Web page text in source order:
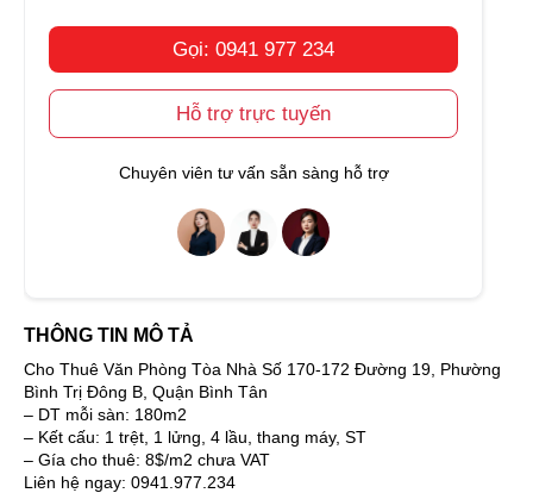
Gọi: 0941 977 234
Hỗ trợ trực tuyến
Chuyên viên tư vấn sẵn sàng hỗ trợ
THÔNG TIN MÔ TẢ
Cho Thuê Văn Phòng Tòa Nhà Số 170-172 Đường 19, Phường
Bình Trị Đông B, Quận Bình Tân
– DT mỗi sàn: 180m2
– Kết cấu: 1 trệt, 1 lửng, 4 lầu, thang máy, ST
– Gía cho thuê: 8$/m2 chưa VAT
Liên hệ ngay: 0941.977.234